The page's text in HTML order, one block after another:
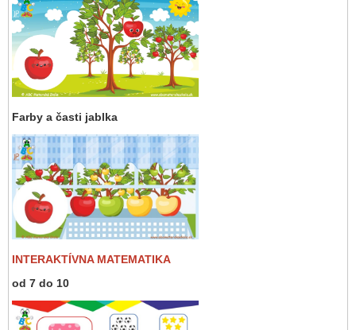
Farby a časti jablka
INTERAKTÍVNA MATEMATIKA
od 7 do 10